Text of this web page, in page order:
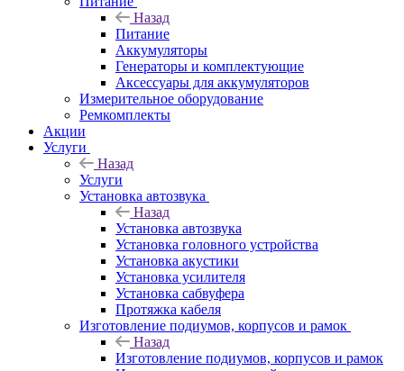
Назад
Питание
Аккумуляторы
Генераторы и комплектующие
Аксессуары для аккумуляторов
Измерительное оборудование
Ремкомплекты
Акции
Услуги
Назад
Услуги
Установка автозвука
Назад
Установка автозвука
Установка головного устройства
Установка акустики
Установка усилителя
Установка сабвуфера
Протяжка кабеля
Изготовление подиумов, корпусов и рамок
Назад
Изготовление подиумов, корпусов и рамок